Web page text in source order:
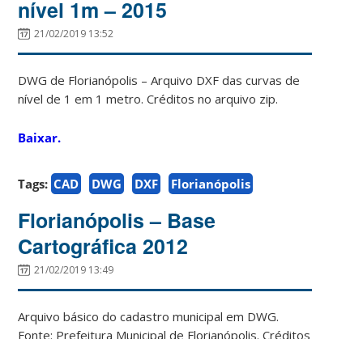
nível 1m – 2015
21/02/2019 13:52
DWG de Florianópolis – Arquivo DXF das curvas de
nível de 1 em 1 metro. Créditos no arquivo zip.
Baixar.
Tags: CAD DWG DXF Florianópolis
Florianópolis – Base
Cartográfica 2012
21/02/2019 13:49
Arquivo básico do cadastro municipal em DWG.
Fonte: Prefeitura Municipal de Florianópolis. Créditos